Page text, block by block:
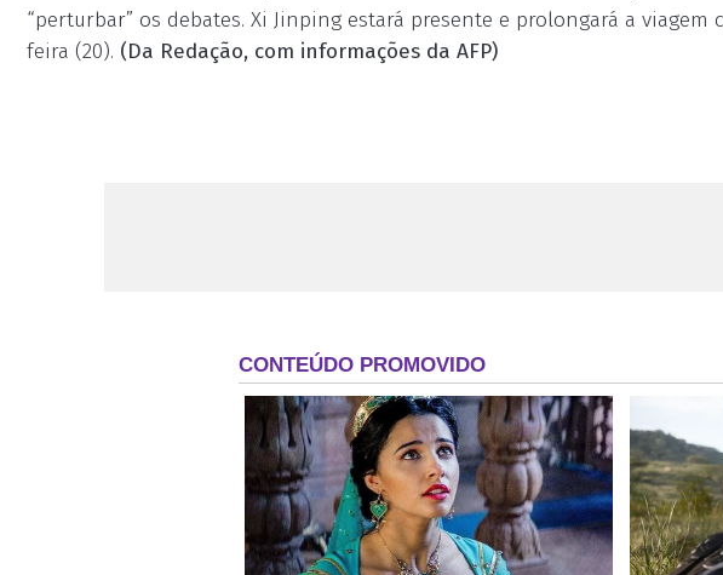
“perturbar” os debates. Xi Jinping estará presente e prolongará a
feira (20). (Da Redação, com informações da AFP)